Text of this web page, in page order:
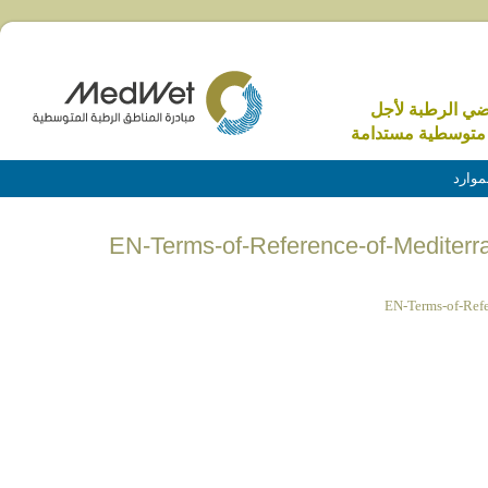
الرطبة لأجل
مستدامة
EN-Terms-of-Reference-of-
EN-Terms-of-